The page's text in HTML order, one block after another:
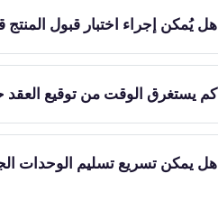
هل يُمكن إجراء اختبار قبول المنتج
كم يستغرق الوقت من توقيع العقد
هل يمكن تسريع تسليم الوحدات